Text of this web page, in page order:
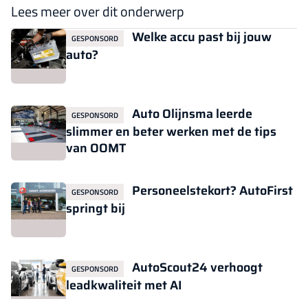
Lees meer over dit onderwerp
GESPONSORD
Welke accu past bij jouw
auto?
GESPONSORD
Auto Olijnsma leerde
slimmer en beter werken met de tips
van OOMT
GESPONSORD
Personeelstekort? AutoFirst
springt bij
GESPONSORD
AutoScout24 verhoogt
leadkwaliteit met AI